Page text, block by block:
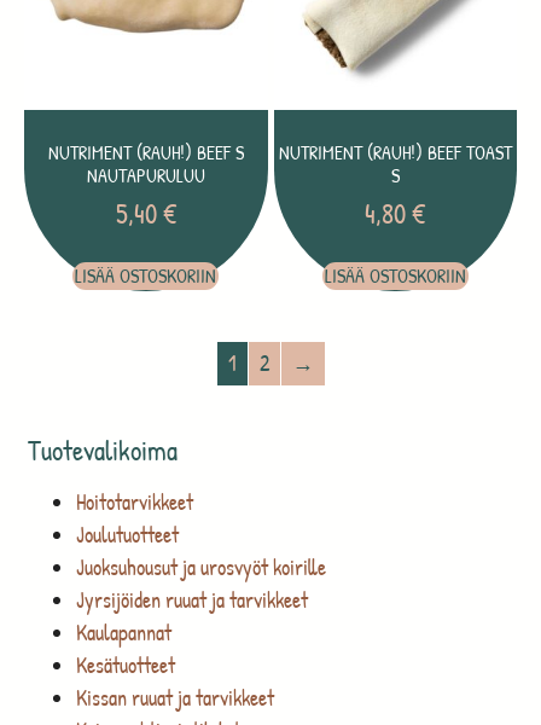
Tuotevalikoima
Hoitotarvikkeet
Joulutuotteet
Juoksuhousut ja urosvyöt koirille
Jyrsijöiden ruuat ja tarvikkeet
Kaulapannat
Kesätuotteet
Kissan ruuat ja tarvikkeet
NUTRIMENT (RAUH!) BEEF S
NAUTAPURULUU
5,40€
LISÄÄ OSTOSKORIIN
NUTRIMENT (RAUH!) BEEF TOAST
S
4,80€
LISÄÄ OSTOSKORIIN
1 2 →